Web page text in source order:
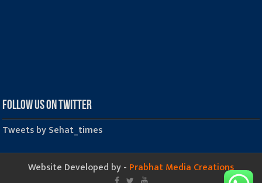
Follow us on Twitter
Tweets by Sehat_times
Website Developed by - Prabhat Media Creations